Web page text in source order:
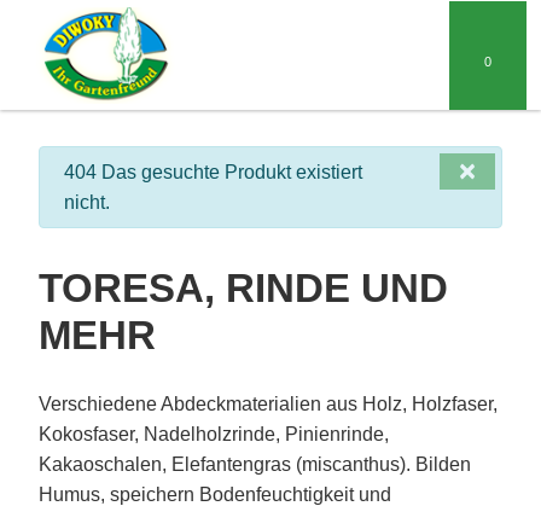
0
×
info
404 Das gesuchte Produkt existiert
nicht.
TORESA, RINDE UND
MEHR
Verschiedene Abdeckmaterialien aus Holz, Holzfaser,
Kokosfaser, Nadelholzrinde, Pinienrinde,
Kakaoschalen, Elefantengras (miscanthus). Bilden
Humus, speichern Bodenfeuchtigkeit und